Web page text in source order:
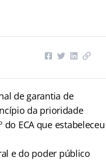
de garantia de
da prioridade
ECA que estabeleceu
e do poder público